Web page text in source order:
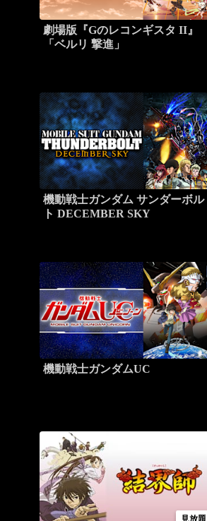
劇場版『Gのレコンギスタ II』
「ベルリ 撃進」
機動戦士ガンダム サンダーボル
ト DECEMBER SKY
機動戦士ガンダムUC
見放題